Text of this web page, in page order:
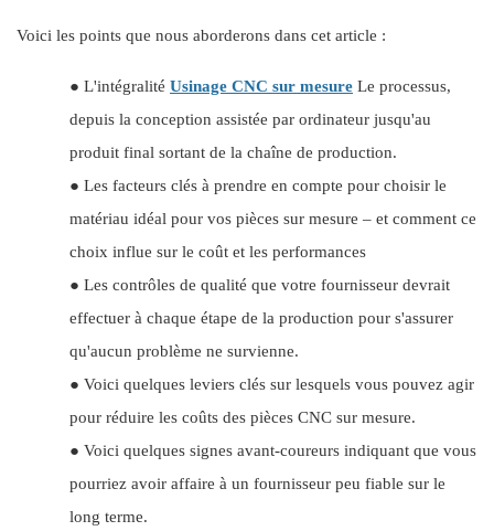
Voici les points que nous aborderons dans cet article :
● L'intégralité Usinage CNC sur mesure Le processus,
depuis la conception assistée par ordinateur jusqu'au
produit final sortant de la chaîne de production.
● Les facteurs clés à prendre en compte pour choisir le
matériau idéal pour vos pièces sur mesure – et comment ce
choix influe sur le coût et les performances
● Les contrôles de qualité que votre fournisseur devrait
effectuer à chaque étape de la production pour s'assurer
qu'aucun problème ne survienne.
● Voici quelques leviers clés sur lesquels vous pouvez agir
pour réduire les coûts des pièces CNC sur mesure.
● Voici quelques signes avant-coureurs indiquant que vous
pourriez avoir affaire à un fournisseur peu fiable sur le
long terme.